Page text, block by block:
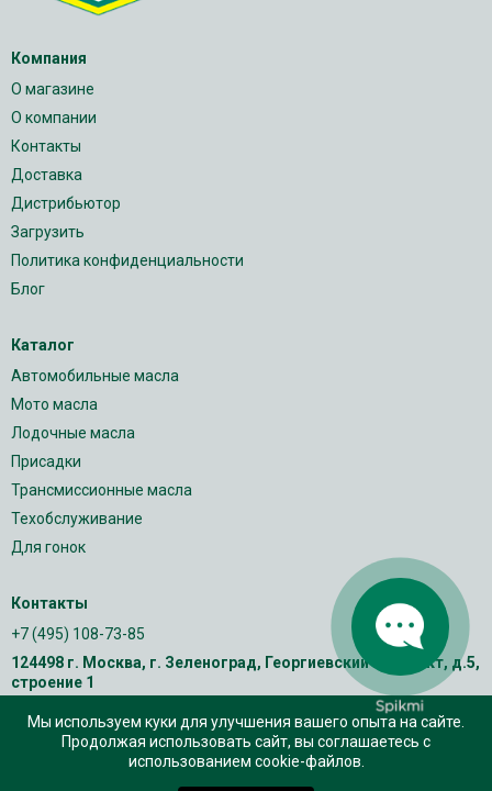
Компания
О магазине
О компании
Контакты
Доставка
Дистрибьютор
Загрузить
Политика конфиденциальности
Блог
Каталог
Автомобильные масла
Мото масла
Лодочные масла
Присадки
Трансмиссионные масла
Техобслуживание
Для гонок
Контакты
+7 (495) 108-73-85
124498 г. Москва, г. Зеленоград, Георгиевский проспект, д.5,
строение 1
Мы используем куки для улучшения вашего опыта на сайте.
Продолжая использовать сайт, вы соглашаетесь с
использованием cookie-файлов.